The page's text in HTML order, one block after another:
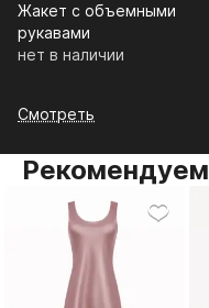
Жакет с объемными
рукавами
нет в наличии
Смотреть